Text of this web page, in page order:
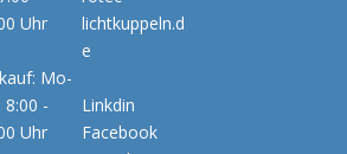
Uhr
Mo-
8:00 -
Uhr
lichtkuppeln.d
e
Linkdin
Facebook